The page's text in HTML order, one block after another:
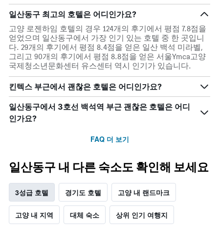
일산동구 최고의 호텔은 어디인가요?
고양 로젠하임 호텔의 경우 124개의 후기에서 평점 7.8점을
얻었으며 일산동구에서 가장 인기 있는 호텔 중 한 곳입니
다. 29개의 후기에서 평점 8.4점을 얻은 일산 백석 미라벨,
그리고 90개의 후기에서 평점 8.8점을 얻은 서울Ymca고양
국제청소년문화센터 유스센터 역시 인기가 있습니다.
킨텍스 부근에서 괜찮은 호텔은 어디인가요?
일산동구에서 3호선 백석역 부근 괜찮은 호텔은 어디
인가요?
FAQ 더 보기
일산동구 내 다른 숙소도 확인해 보세요
3성급 호텔 경기도 호텔 고양 내 랜드마크
고양 내 지역 대체 숙소 상위 인기 여행지